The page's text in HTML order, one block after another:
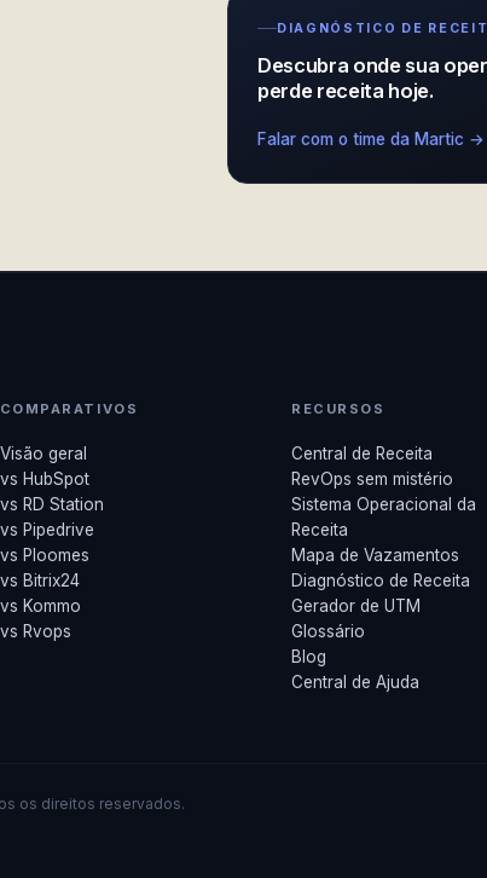
DIAGNÓSTICO DE
Descubra onde sua
perde receita hoje.
Falar com o time da Martic →
COMPARATIVOS
Visão geral
vs HubSpot
vs RD Station
vs Pipedrive
vs Ploomes
vs Bitrix24
vs Kommo
vs Rvops
RECURSOS
Central de Receita
RevOps sem mistério
Sistema Operacional da
Receita
Mapa de Vazamentos
Diagnóstico de Receita
Gerador de UTM
Glossário
Blog
Central de Ajuda
os direitos reservados.